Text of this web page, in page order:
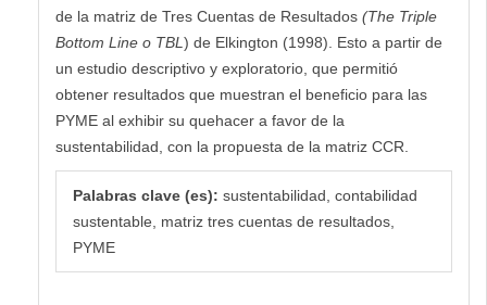
de la matriz de Tres Cuentas de Resultados (The Triple
Bottom Line o TBL ) de Elkington (1998). Esto a partir de
un estudio descriptivo y exploratorio, que permitió
obtener resultados que muestran el beneficio para las
PYME al exhibir su quehacer a favor de la
sustentabilidad, con la propuesta de la matriz CCR.
Palabras clave (es): sustentabilidad, contabilidad
sustentable, matriz tres cuentas de resultados,
PYME